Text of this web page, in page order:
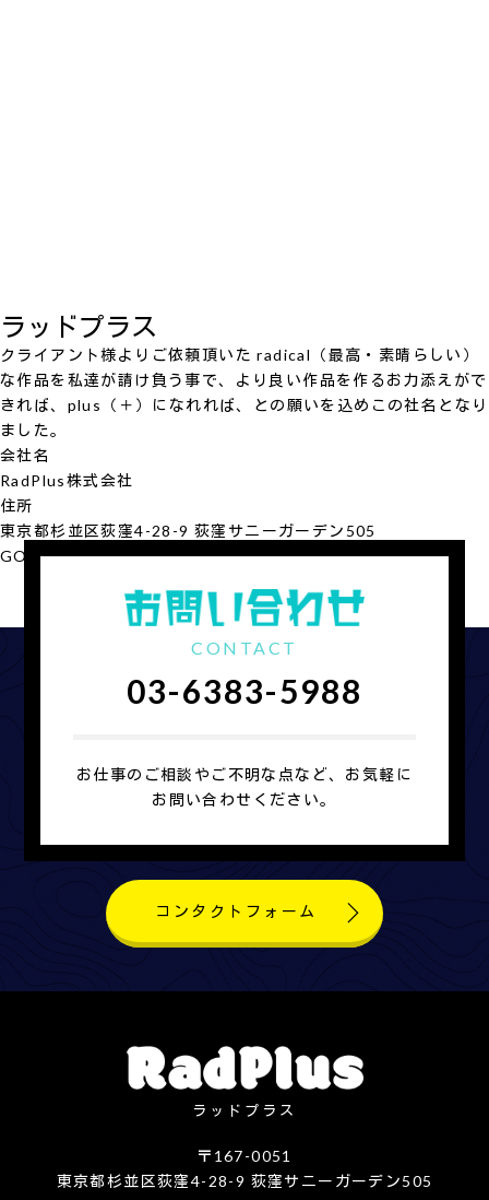
ラッドプラス
クライアント様よりご依頼頂いた radical（最高・素晴らしい）
な作品を私達が請け負う事で、より良い作品を作るお力添えがで
きれば、plus（＋）になれれば、との願いを込めこの社名となり
ました。
会社名
RadPlus株式会社
住所
東京都杉並区荻窪4-28-9 荻窪サニーガーデン505
GOOGLE MAP
会社概要を見る
CONTACT
03-6383-5988
お仕事のご相談やご不明な点など、お気軽に
お問い合わせください。
コンタクトフォーム
ラッドプラス
〒167-0051
東京都杉並区荻窪4-28-9 荻窪サニーガーデン505